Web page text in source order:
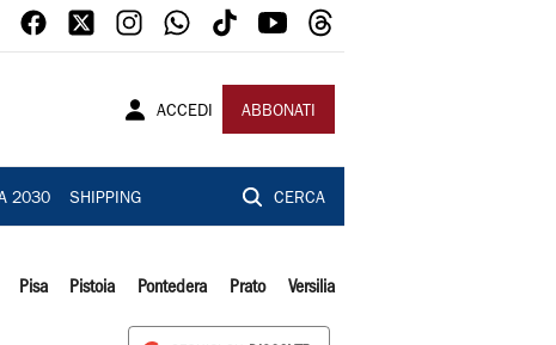
ACCEDI ABBONATI
2030 SHIPPING CERCA
Pisa Pistoia Pontedera Prato Versilia